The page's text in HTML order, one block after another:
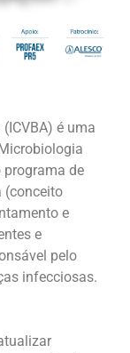
é uma
programa de
(conceito
e
e
pelo
infecciosas.